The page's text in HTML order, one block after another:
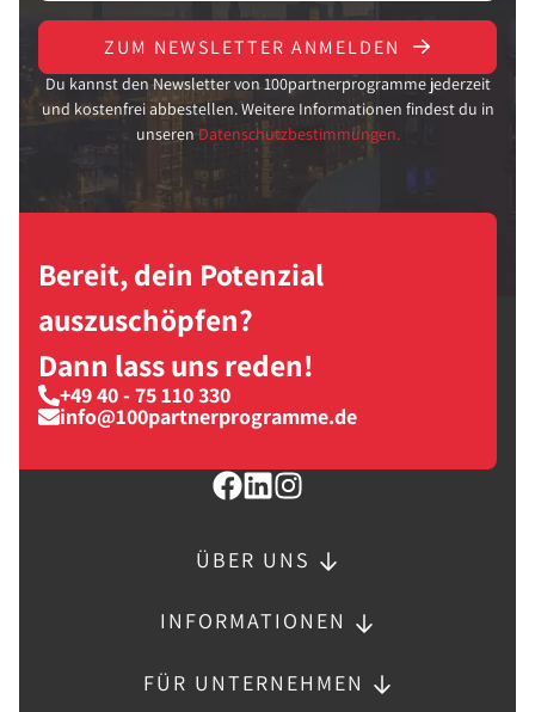
ZUM NEWSLETTER ANMELDEN
Du kannst den Newsletter von 100partnerprogramme jederzeit
und kostenfrei abbestellen. Weitere Informationen findest du in
unseren Datenschutzbestimmungen.
Bereit, dein Potenzial
auszuschöpfen?
Dann lass uns reden!
+49 40 - 75 110 330
info@100partnerprogramme.de
ÜBER UNS
INFORMATIONEN
FÜR UNTERNEHMEN